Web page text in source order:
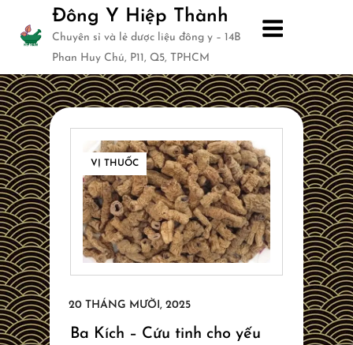
content
Đông Y Hiệp Thành
Chuyên sỉ và lẻ dược liệu đông y – 14B
Phan Huy Chú, P11, Q5, TPHCM
VỊ THUỐC
Ba Kích – Cứu tinh cho yếu